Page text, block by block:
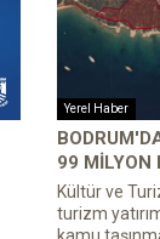
Yerel Haber
99 MILYON
Kültür ve
turizm
kamu